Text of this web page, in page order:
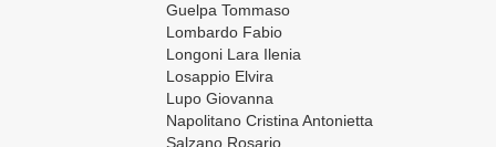
Guelpa Tommaso
Lombardo Fabio
Longoni Lara Ilenia
Losappio Elvira
Lupo Giovanna
Napolitano Cristina Antonietta
Salzano Rosario